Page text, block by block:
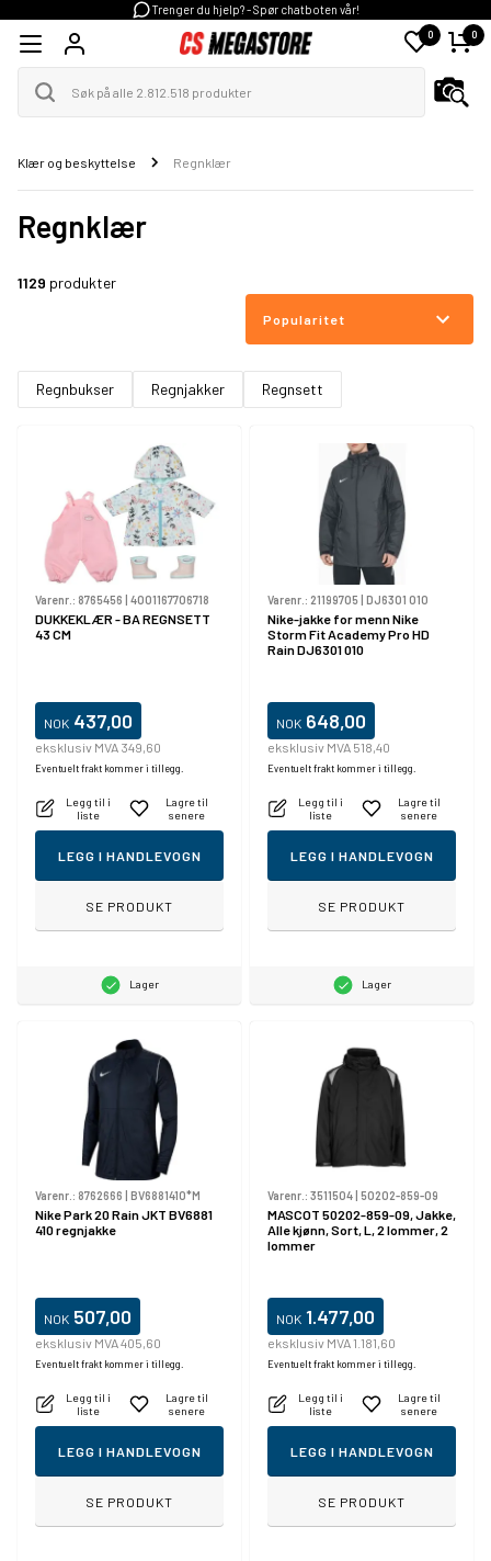
Trenger du hjelp? - Spør chatboten vår!
0 0
Klær og beskyttelse Regnklær
Regnklær
1129 produkter
Popularitet
Regnbukser Regnjakker Regnsett
Varenr.: 8765456 | 4001167706718
DUKKEKLÆR - BA REGNSETT
43 CM
NOK 437,00
eksklusiv MVA 349,60
Eventuelt frakt kommer i tillegg.
Legg til i
liste
Lagre til
senere
LEGG I HANDLEVOGN
SE PRODUKT
Lager
Varenr.: 21199705| DJ6301 010
Nike-jakke for menn Nike
Storm Fit Academy Pro HD
Rain DJ6301 010
NOK 648,00
eksklusiv MVA 518,40
Eventuelt frakt kommer i tillegg.
Legg til i
liste
Lagre til
senere
LEGG I HANDLEVOGN
SE PRODUKT
Lager
Varenr.: 8762666 | BV6881410*M
Nike Park 20 Rain JKT BV6881
410 regnjakke
NOK 507,00
eksklusiv MVA 405,60
Eventuelt frakt kommer i tillegg.
Legg til i
liste
Lagre til
senere
LEGG I HANDLEVOGN
SE PRODUKT
Varenr.: 3511504| 50202-859-09
MASCOT 50202-859-09, Jakke,
Alle kjønn, Sort, L, 2 lommer, 2
lommer
NOK 1.477,00
eksklusiv MVA 1.181,60
Eventuelt frakt kommer i tillegg.
Legg til i
liste
Lagre til
senere
LEGG I HANDLEVOGN
SE PRODUKT